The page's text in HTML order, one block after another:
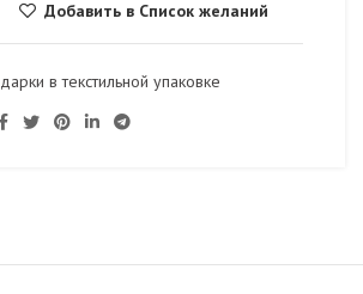
Добавить в Список желаний
в текстильной упаковке